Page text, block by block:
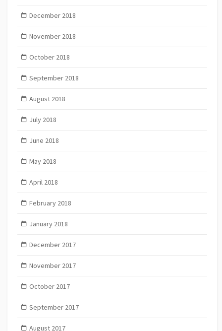
December 2018
November 2018
October 2018
September 2018
August 2018
July 2018
June 2018
May 2018
April 2018
February 2018
January 2018
December 2017
November 2017
October 2017
September 2017
August 2017